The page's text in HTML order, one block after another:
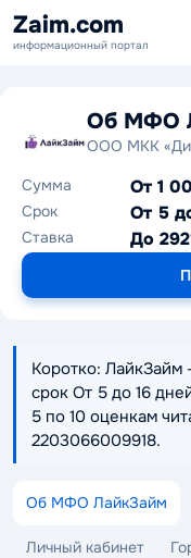
Zaim.com
информационный портал
Об МФО
ООО МКК
Сумма
От 1
Срок От 5
Ставка До
Коротко:
срок От 5 до 16
5 по 10 оценкам
2203066009918.
Об МФО ЛайкЗайм
Личный кабинет